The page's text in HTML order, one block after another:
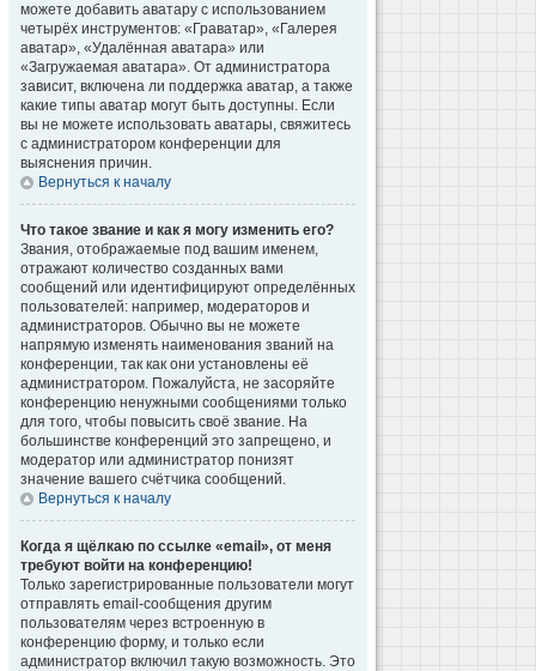
можете добавить аватару с использованием
четырёх инструментов: «Граватар», «Галерея
аватар», «Удалённая аватара» или
«Загружаемая аватара». От администратора
зависит, включена ли поддержка аватар, а также
какие типы аватар могут быть доступны. Если
вы не можете использовать аватары, свяжитесь
с администратором конференции для
выяснения причин.
Вернуться к началу
Что такое звание и как я могу изменить его?
Звания, отображаемые под вашим именем,
отражают количество созданных вами
сообщений или идентифицируют определённых
пользователей: например, модераторов и
администраторов. Обычно вы не можете
напрямую изменять наименования званий на
конференции, так как они установлены её
администратором. Пожалуйста, не засоряйте
конференцию ненужными сообщениями только
для того, чтобы повысить своё звание. На
большинстве конференций это запрещено, и
модератор или администратор понизят
значение вашего счётчика сообщений.
Вернуться к началу
Когда я щёлкаю по ссылке «email», от меня
требуют войти на конференцию!
Только зарегистрированные пользователи могут
отправлять email-сообщения другим
пользователям через встроенную в
конференцию форму, и только если
администратор включил такую возможность. Это